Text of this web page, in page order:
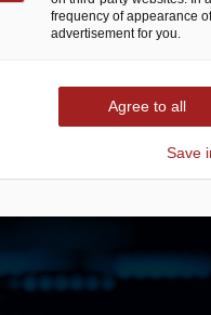
frequency of appearance
advertisement for you.
Agree to all
Save